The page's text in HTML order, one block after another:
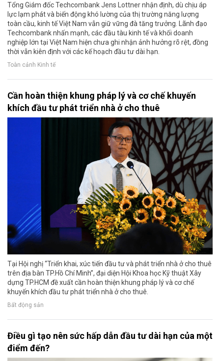
Tổng Giám đốc Techcombank Jens Lottner nhận định, dù chịu áp
lực lạm phát và biến động khó lường của thị trường năng lượng
toàn cầu, kinh tế Việt Nam vẫn giữ vững đà tăng trưởng. Lãnh đạo
Techcombank nhấn mạnh, các đầu tàu kinh tế và khối doanh
nghiệp lớn tại Việt Nam hiện chưa ghi nhận ảnh hưởng rõ rệt, đồng
thời vẫn kiên định với các kế hoạch đầu tư dài hạn.
Toàn cảnh Kinh tế
Cần hoàn thiện khung pháp lý và cơ chế khuyến
khích đầu tư phát triển nhà ở cho thuê
Tại Hội nghị “Triển khai, xúc tiến đầu tư và phát triển nhà ở cho thuê
trên địa bàn TP.Hồ Chí Minh”, đại diện Hội Khoa học Kỹ thuật Xây
dựng TP.HCM đề xuất cần hoàn thiện khung pháp lý và cơ chế
khuyến khích đầu tư phát triển nhà ở cho thuê.
Bất động sản
Điều gì tạo nên sức hấp dẫn đầu tư dài hạn của một
điểm đến?